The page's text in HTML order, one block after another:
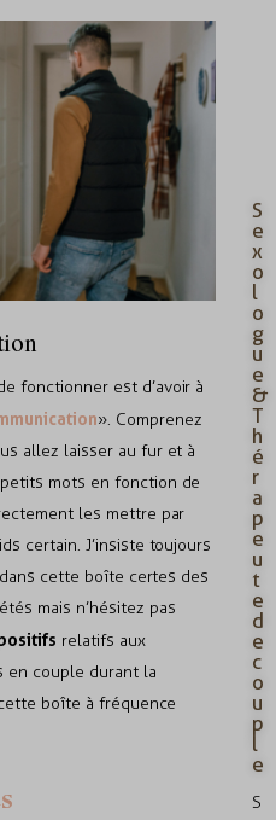
fonctionner est d’avoir à
». Comprenez
allez laisser au fur et à
mots en fonction de
les mettre par
certain. J’insiste toujours
cette boîte certes des
mais n’hésitez pas
relatifs aux
en couple durant la
boîte à fréquence
S
e
x
o
l
o
g
u
e
&
T
h
é
r
a
p
e
u
t
e
d
e
c
o
u
p
l
e
S